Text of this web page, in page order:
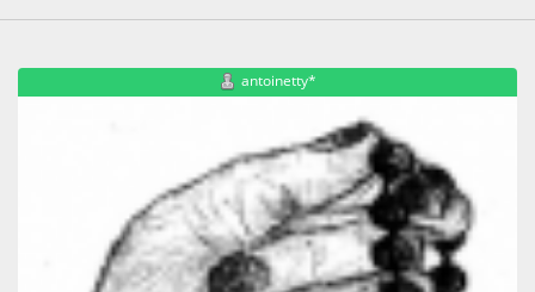
antoinetty*